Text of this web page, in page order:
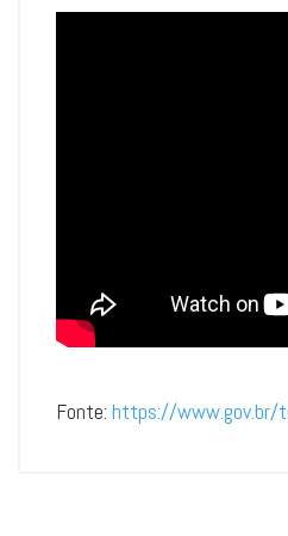
Fonte: https://www.gov.br/